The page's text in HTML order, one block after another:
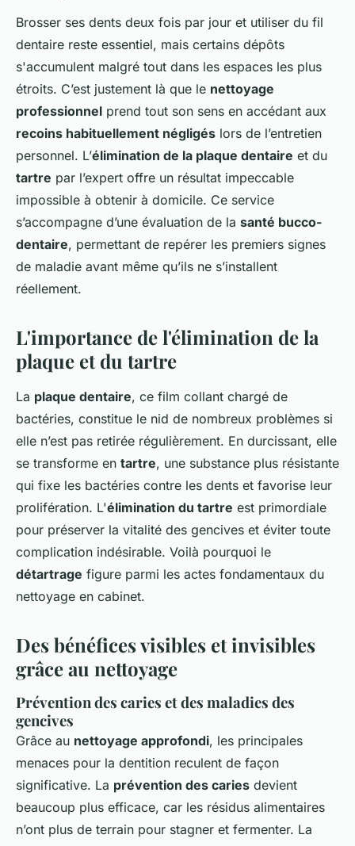
Brosser ses dents deux fois par jour et utiliser du fil
dentaire reste essentiel, mais certains dépôts
s'accumulent malgré tout dans les espaces les plus
étroits. C’est justement là que le nettoyage
professionnel prend tout son sens en accédant aux
recoins habituellement négligés lors de l’entretien
personnel. L’élimination de la plaque dentaire et du
tartre par l’expert offre un résultat impeccable
impossible à obtenir à domicile. Ce service
s’accompagne d’une évaluation de la santé bucco-
dentaire, permettant de repérer les premiers signes
de maladie avant même qu’ils ne s’installent
réellement.
L'importance de l'élimination de la
plaque et du tartre
La plaque dentaire, ce film collant chargé de
bactéries, constitue le nid de nombreux problèmes si
elle n’est pas retirée régulièrement. En durcissant, elle
se transforme en tartre, une substance plus résistante
qui fixe les bactéries contre les dents et favorise leur
prolifération. L'élimination du tartre est primordiale
pour préserver la vitalité des gencives et éviter toute
complication indésirable. Voilà pourquoi le
détartrage figure parmi les actes fondamentaux du
nettoyage en cabinet.
Des bénéfices visibles et invisibles
grâce au nettoyage
Prévention des caries et des maladies des
gencives
Grâce au nettoyage approfondi, les principales
menaces pour la dentition reculent de façon
significative. La prévention des caries devient
beaucoup plus efficace, car les résidus alimentaires
n’ont plus de terrain pour stagner et fermenter. La